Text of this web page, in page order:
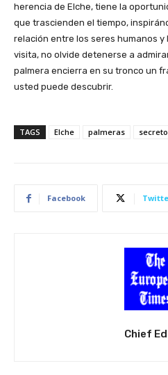
herencia de Elche, tiene la
que trascienden el tiempo,
relación entre los seres humanos y
visita, no olvide detenerse a
palmera encierra en su tronco un
usted puede descubrir.
TAGS Elche palmeras
Facebook
Chief